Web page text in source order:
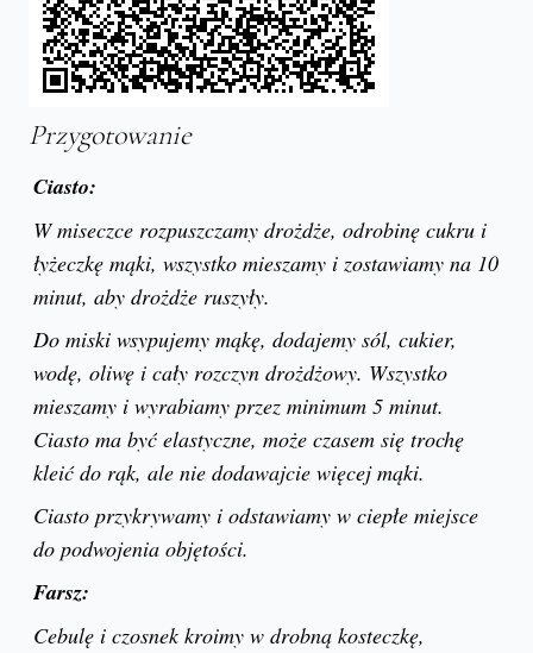
Przygotowanie
Ciasto:
W miseczce rozpuszczamy drożdże, odrobinę cukru i
łyżeczkę mąki, wszystko mieszamy i zostawiamy na 10
minut, aby drożdże ruszyły.
Do miski wsypujemy mąkę, dodajemy sól, cukier,
wodę, oliwę i cały rozczyn drożdżowy. Wszystko
mieszamy i wyrabiamy przez minimum 5 minut.
Ciasto ma być elastyczne, może czasem się trochę
kleić do rąk, ale nie dodawajcie więcej mąki.
Ciasto przykrywamy i odstawiamy w ciepłe miejsce
do podwojenia objętości.
Farsz:
Cebulę i czosnek kroimy w drobną kosteczkę,